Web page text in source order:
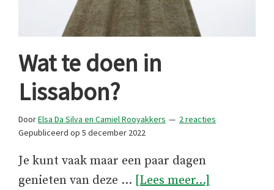
Wat te doen in
Lissabon?
DoorElsa Da Silva en Camiel Rooyakkers
2 reacties
Gepubliceerd op 5 december 2022
Je kunt vaak maar een paar dagen
genieten van deze … [Lees meer...]